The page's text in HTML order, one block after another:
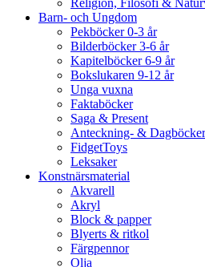
Religion, Filosofi &
Barn- och Ungdom
Pekböcker 0-3 år
Bilderböcker 3-6 år
Kapitelböcker 6-9 år
Bokslukaren 9-12 år
Unga vuxna
Faktaböcker
Saga & Present
Anteckning- & Dagböcker
FidgetToys
Leksaker
Konstnärsmaterial
Akvarell
Akryl
Block & papper
Blyerts & ritkol
Färgpennor
Olja